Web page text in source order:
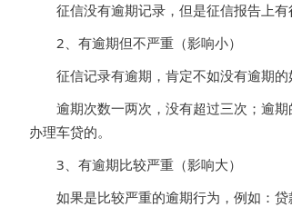
征信没有逾期记录，但是征信报告上有
2、有逾期但不严重（影响小）
征信记录有逾期，肯定不如没有逾期的
逾期次数一两次，没有超过三次；逾期
办理车贷的。
3、有逾期比较严重（影响大）
如果是比较严重的逾期行为，例如：贷